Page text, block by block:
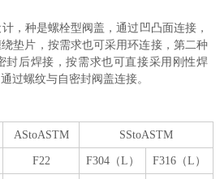
种是螺栓型阀盖，通过凹凸面连接，
垫片，按需求也可采用环连接，第二种
封后焊接，按需求也可直接采用刚性焊
过螺纹与自密封阀盖连接。
AStoASTM SStoASTM
F22 F304（L） F316（L）